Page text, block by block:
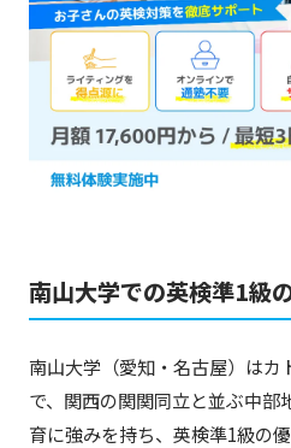
南山大学での英検準1級
南山大学（愛知・名古屋）は
で、関西の関関同立と並ぶ中部
育に強みを持ち、英検準1級の